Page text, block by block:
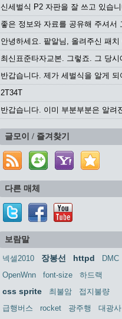
2T34T
글모이 / 즐겨찾기
다른 매체
보람말
넥셀2010 장봉선 httpd
DMC
OpenWnn
font-size 하드랙
css sprite 최불암
접지불량
급행버스
rocket 광주행
대광사